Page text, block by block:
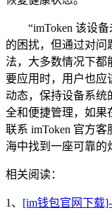
“imToken 该设
的困扰，但通过对问
法，大多数情况下都
要应用时，用户也应
动态，保持设备系统
全和便捷管理，如果
联系 imToken 官方
海中找到一座可靠的
相关阅读：
1、 [im钱包官网下载